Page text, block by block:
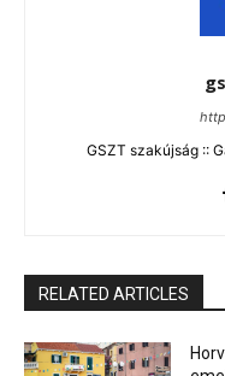
GSZT szakújság ::
RELATED ARTICLES